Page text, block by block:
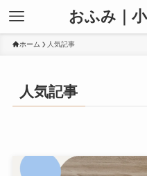
おふみ｜
ホーム 人気記事
人気記事